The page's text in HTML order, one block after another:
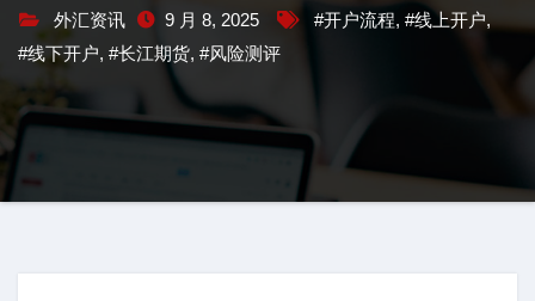
外汇资讯 9 月 8, 2025 #开户流程, #线上开户,
#线下开户, #长江期货, #风险测评